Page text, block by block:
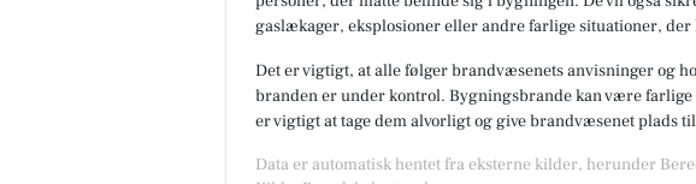
gaslækager, eksplosioner eller andre farlige situationer, der
Det er vigtigt, at alle følger brandvæsenets anvisninger og
branden er under kontrol. Bygningsbrande kan være farlige
er vigtigt at tage dem alvorligt og give brandvæsenet plads
Data er automatisk hentet fra eksterne kilder, herunder